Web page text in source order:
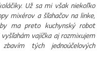
Už sa mi však niekoľko
mixérov a šľahačov na linke,
ma preto kuchynský robot
vajíčka aj rozmixujem
tých jednoúčelových